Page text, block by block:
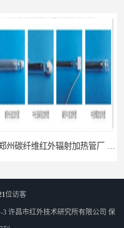
位访客
3 许昌市红外技术研究所有限公司 保